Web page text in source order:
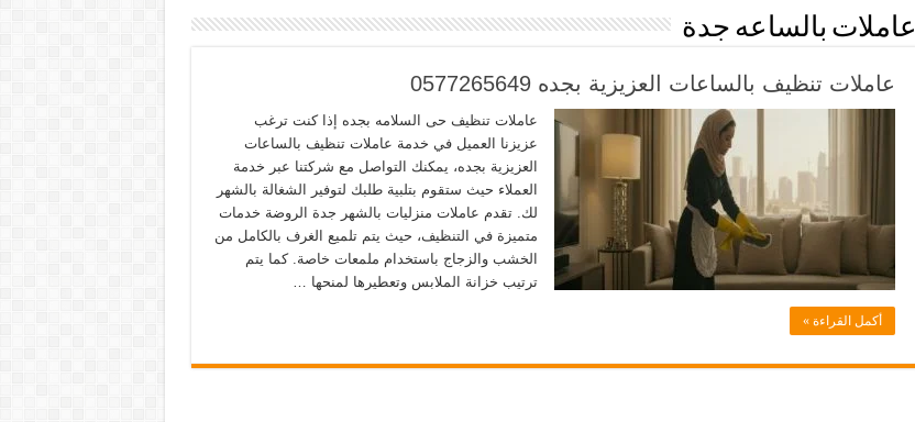
عاملات بالساعه جدة
عاملات تنظيف بالساعات العزيزية بجده 0577265649
عاملات تنظيف حى السلامه بجده إذا كنت ترغب
عزيزنا العميل في خدمة عاملات تنظيف بالساعات
العزيزية بجده، يمكنك التواصل مع شركتنا عبر خدمة
العملاء حيث ستقوم بتلبية طلبك لتوفير الشغالة بالشهر
لك. تقدم عاملات منزليات بالشهر جدة الروضة خدمات
متميزة في التنظيف، حيث يتم تلميع الغرف بالكامل من
الخشب والزجاج باستخدام ملمعات خاصة. كما يتم
ترتيب خزانة الملابس وتعطيرها لمنحها …
أكمل القراءة »